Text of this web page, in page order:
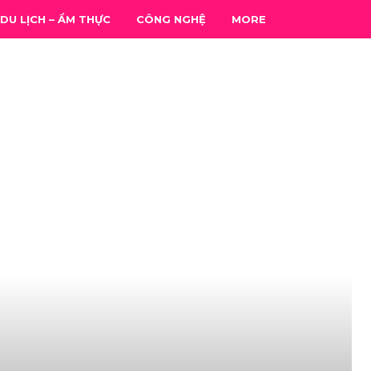
DU LỊCH – ẨM THỰC CÔNG NGHỆ MORE